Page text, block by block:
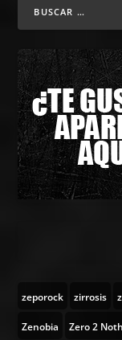
zeporock zirrosis
Zenobia Zero 2